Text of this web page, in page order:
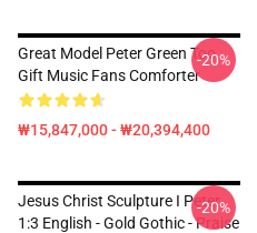
Great Model Peter Green Too
Gift Music Fans Comforter
₩15,847,000 - ₩20,394,400
-20%
Jesus Christ Sculpture I Peter
1:3 English - Gold Gothic - Praise
-20%